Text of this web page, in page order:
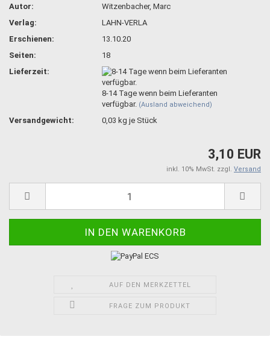
Autor:
Witzenbacher, Marc
Verlag:
LAHN-VERLA
Erschienen:
13.10.20
Seiten:
18
Lieferzeit:
8-14 Tage wenn beim Lieferanten
verfügbar. (Ausland abweichend)
Versandgewicht: 0,03 kg je Stück
3,10 EUR
inkl. 10% MwSt. zzgl. Versand
AUF DEN MERKZETTEL
FRAGE ZUM PRODUKT